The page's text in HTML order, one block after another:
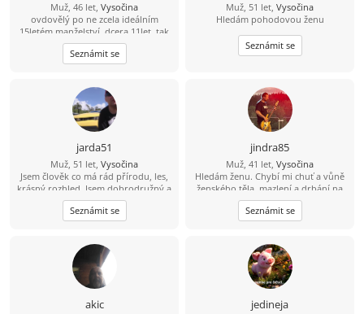
Muž, 46 let, Vysočina
ovdovělý po ne zcela ideálním
15letém manželství, dcera 11let, tak
trochu alternativně a pronárodně
smýšlející, tj. fráze konzum a úspěch
již se mě tak úplně netýkají, přírodu
pobytu se zcela vázán necítím,
uvítám ženu trochu otevřené mysli
Seznámit se
Muž, 51 let, Vysočina
Hledám pohodovou ženu
Seznámit se
jarda51
Muž, 51 let, Vysočina
Jsem člověk co má rád přírodu, les,
krásný rozhled. Jsem dobrodružný a
mám rád nové věci. Hledám k sobě
ženu na vztah.
Seznámit se
jindra85
Muž, 41 let, Vysočina
Hledám ženu. Chybí mi chuť a vůně
ženského těla, mazlení a drbání na
zádech.. ;-) Zajdeme na kávu a
uvidíme, jestli přeskočí jiskra?
Seznámit se
akic jedineja